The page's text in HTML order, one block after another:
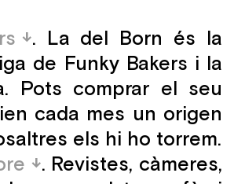
. La del Born és la
de Funky Bakers i la
Pots comprar el seu
cada mes un origen
els hi ho torrem.
. Revistes, càmeres,